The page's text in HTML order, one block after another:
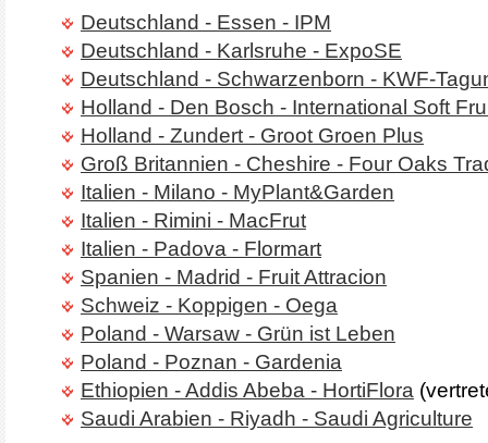
Deutschland - Essen - IPM
Deutschland - Karlsruhe - ExpoSE
Deutschland - Schwarzenborn - KWF-
Holland - Den Bosch - International Soft
Holland - Zundert - Groot Groen Plus
Groß Britannien - Cheshire - Four Oaks
Italien - Milano - MyPlant&Garden
Italien - Rimini - MacFrut
Italien - Padova - Flormart
Spanien - Madrid - Fruit Attracion
Schweiz - Koppigen - Oega
Poland - Warsaw - Grün ist Leben
Poland - Poznan - Gardenia
Ethiopien - Addis Abeba - HortiFlora
Saudi Arabien - Riyadh - Saudi Agriculture